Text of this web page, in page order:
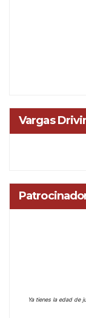
Vargas
Ya tienes la edad de